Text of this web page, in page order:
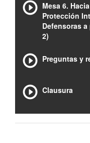
Mesa 6.
Protección
Defensoras
2)
Preguntas y
Clausura